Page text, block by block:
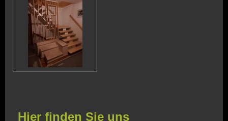
Hier finden Sie uns